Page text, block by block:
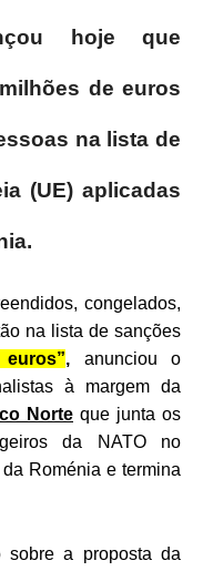
hoje que
de euros
na lista de
(UE) aplicadas
congelados,
na lista de sanções
, anunciou o
à margem da
Norte que junta os
da NATO no
Roménia e termina
sobre a proposta da